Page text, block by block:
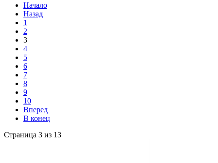
Начало
Назад
1
2
3
4
5
6
7
8
9
10
Вперед
В конец
Страница 3 из 13